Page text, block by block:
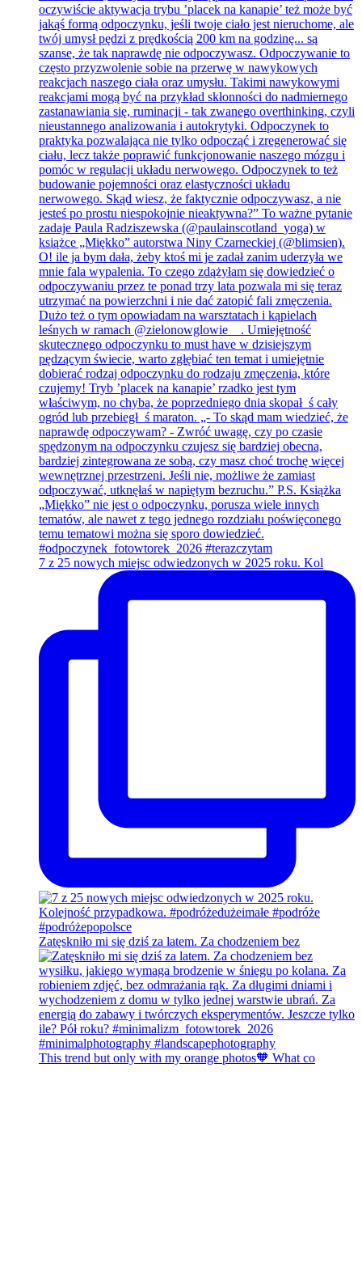
7 z 25 nowych miejsc odwiedzonych w 2025 roku. Kol
Zatęskniło mi się dziś za latem. Za chodzeniem bez
This trend but only with my orange photos🧡 What co